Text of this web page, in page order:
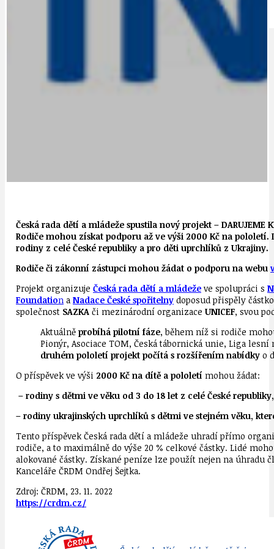
OSOBNOST
Česká rada dětí a mládeže spustila nový projekt –
Rodiče mohou získat podporu až ve výši 2000 Kč na
rodiny z celé České republiky a pro děti uprchlíků z Ukrajiny.
Rodiče či zákonní zástupci mohou žádat o podporu na webu
Projekt organizuje Česká rada dětí a mládeže ve spolupráci s
Foundation aNadace České spořitelny doposud přispěly
společnost SAZKA či mezinárodní organizace UNICEF, svou
Aktuálně probíhá pilotní fáze, během níž si rodiče
Pionýr, Asociace TOM, Česká tábornická unie, Liga
druhém pololetí projekt počítá s rozšířením nabídky o
O příspěvek ve výši 2000 Kč na dítě a pololetí mohou žádat:
– rodiny s dětmi ve věku od 3 do 18 let z celé České
– rodiny ukrajinských uprchlíků s dětmi ve stejném věku,
Tento příspěvek Česká rada dětí a mládeže uhradí přímo
rodiče, a to maximálně do výše 20 % celkové částky. Lidé
alokované částky. Získané peníze lze použít nejen na úhradu
Kanceláře ČRDM Ondřej Šejtka.
Zdroj: ČRDM, 23. 11. 2022
https://crdm.cz/